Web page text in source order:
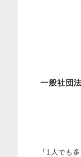
一般社団
「1人でも